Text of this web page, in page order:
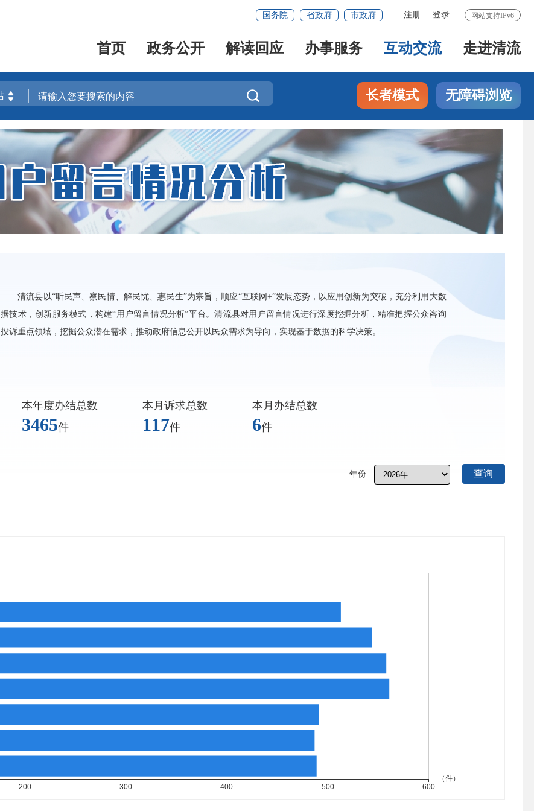
网站支持IPv6
注册 登录
国务院 省政府 市政府
首页 政务公开 解读回应 办事服务 互动交流 走进清流
 长者模式 无障碍浏览
清流县以“听民声、察民情、解民忧、惠民生”为宗旨，顺应“互联网+”发展态势，以应用创新为突破，充分利用大数
据技术，创新服务模式，构建“用户留言情况分析”平台。清流县对用户留言情况进行深度挖掘分析，精准把握公众咨询
投诉重点领域，挖掘公众潜在需求，推动政府信息公开以民众需求为导向，实现基于数据的科学决策。
本年度办结总数
3465件
本月诉求总数
117件
本月办结总数
6件
年份 查询